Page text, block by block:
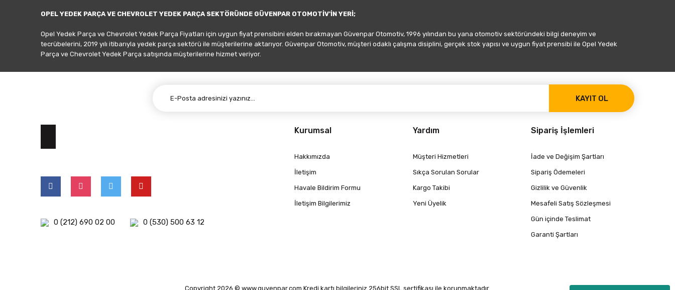
OPEL YEDEK PARÇA VE CHEVROLET YEDEK PARÇA SEKTÖRÜNDE GÜVENPAR OTOMOTİV'İN YERİ;
Opel Yedek Parça ve Chevrolet Yedek Parça Fiyatları için uygun fiyat prensibini elden bırakmayan Güvenpar Otomotiv, 1996 yılından bu yana otomotiv sektöründeki bilgi deneyim ve
tecrübelerini, 2019 yılı itibarıyla yedek parça sektörü ile müşterilerine aktarıyor. Güvenpar Otomotiv, müşteri odaklı çalışma disiplini, gerçek stok yapısı ve uygun fiyat prensibi ile Opel Yedek
Parça ve Chevrolet Yedek Parça satışında müşterilerine hizmet veriyor.
KAYIT OL
0 (212) 690 02 00 0 (530) 500 63 12
Kurumsal
Hakkımızda
İletişim
Havale Bildirim Formu
İletişim Bilgilerimiz
Yardım
Müşteri Hizmetleri
Sıkça Sorulan Sorular
Kargo Takibi
Yeni Üyelik
Sipariş İşlemleri
İade ve Değişim Şartları
Sipariş Ödemeleri
Gizlilik ve Güvenlik
Mesafeli Satış Sözleşmesi
Gün içinde Teslimat
Garanti Şartları
Copyright 2026 © www.guvenpar.com Kredi kartı bilgileriniz 256bit SSL sertifikası ile korunmaktadır.